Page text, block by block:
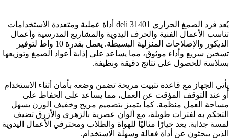
يُعد فرد الصمغ الحراري deli 31401 أداة عملية ومتعددة الاستخدامات
تناسب الأعمال الفنية والحرف اليدوية والمشاريع المدرسية وأعمال
الديكور والإصلاحات المنزلية البسيطة. يعمل بقدرة 10 واط لتوفير
تسخين سريع وأداء موثوق، مما يساعد على إذابة أعواد الصمغ وتوزيعها
بسلاسة للحصول على نتائج دقيقة ونظيفة.
يأتي الجهاز مع قاعدة تثبيت مريحة تضمن وضعه بأمان أثناء الاستخدام
أو عند التوقف المؤقت عن العمل، مما يساعد على الحفاظ على
مساحة العمل منظمة. كما يتميز بتصميم مريح وخفيف الوزن يسهل
التحكم به لفترات طويلة، مع ألوان عصرية بالزهري والأزرق تضيف
لمسة جذابة. يعد خيارًا مثاليًا للهواة والطلاب ومحترفي الأعمال اليدوية
الذين يبحثون عن أداة فعالة وسهلة الاستخدام.